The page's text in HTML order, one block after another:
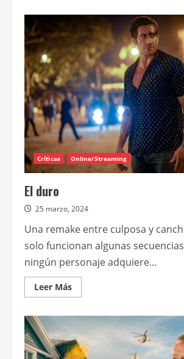
Netflix
confirmó
la
segunda
temporada
de
“FUBAR”
para
el
12
de
junio
Críticas Online/Streaming
El duro
25 marzo, 2024
Una remake entre culposa y
solo funcionan algunas
ningún personaje adquiere...
Leer MásLeer
más
duro